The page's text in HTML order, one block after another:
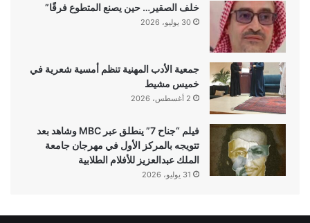
خلف الصقير… حين يصنع المتطوع فرقًا”
30 يوليو، 2026
جمعية الأدب المهنية تنظم أمسية شعرية في
خميس مشيط
2 أغسطس، 2026
فيلم “جناح 7” ينطلق عبر MBC وشاهد بعد
تتويجه بالمركز الأول في مهرجان جامعة
الملك عبدالعزيز للأفلام الطلابية
31 يوليو، 2026